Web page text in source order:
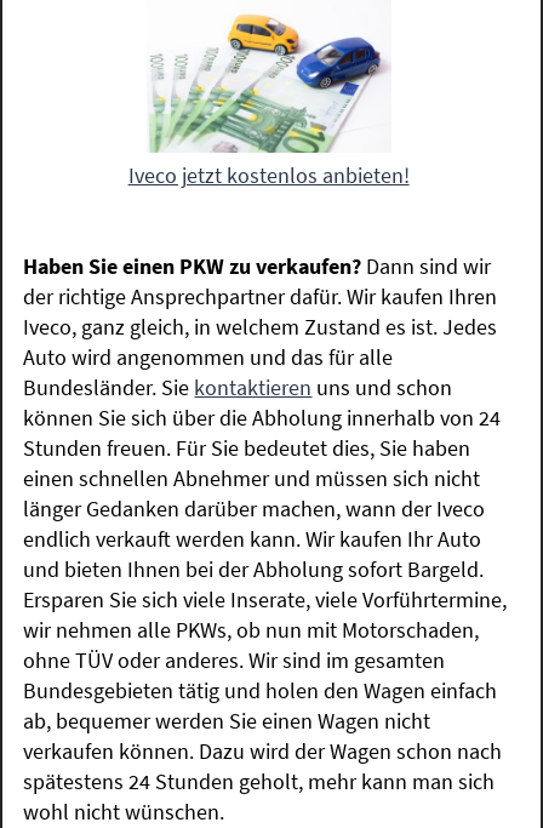
Iveco jetzt kostenlos anbieten!
Haben Sie einen PKW zu verkaufen? Dann sind wir
der richtige Ansprechpartner dafür. Wir kaufen Ihren
Iveco, ganz gleich, in welchem Zustand es ist. Jedes
Auto wird angenommen und das für alle
Bundesländer. Sie kontaktieren uns und schon
können Sie sich über die Abholung innerhalb von 24
Stunden freuen. Für Sie bedeutet dies, Sie haben
einen schnellen Abnehmer und müssen sich nicht
länger Gedanken darüber machen, wann der Iveco
endlich verkauft werden kann. Wir kaufen Ihr Auto
und bieten Ihnen bei der Abholung sofort Bargeld.
Ersparen Sie sich viele Inserate, viele Vorführtermine,
wir nehmen alle PKWs, ob nun mit Motorschaden,
ohne TÜV oder anderes. Wir sind im gesamten
Bundesgebieten tätig und holen den Wagen einfach
ab, bequemer werden Sie einen Wagen nicht
verkaufen können. Dazu wird der Wagen schon nach
spätestens 24 Stunden geholt, mehr kann man sich
wohl nicht wünschen.